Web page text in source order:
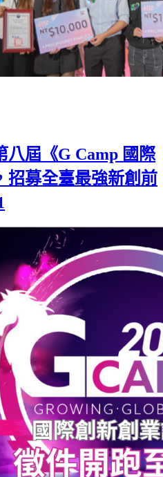
八屆《G Camp 國際
招募全臺最強新創前